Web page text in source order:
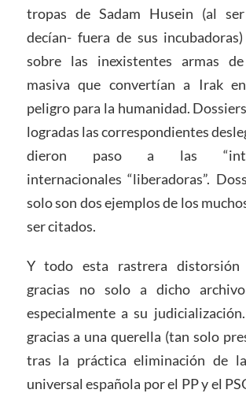
tropas de Sadam Husein (al
decían- fuera de sus
sobre las inexistentes armas
masiva que convertían a Irak
peligro para la humanidad.
logradas las correspondientes
dieron paso a las
internacionales “liberadoras”.
solo son dos ejemplos de los
ser citados.
Y todo esta rastrera distorsión
gracias no solo a dicho archivo
especialmente a su
gracias a una querella (tan solo
tras la práctica eliminación de
universal española por el PP y el